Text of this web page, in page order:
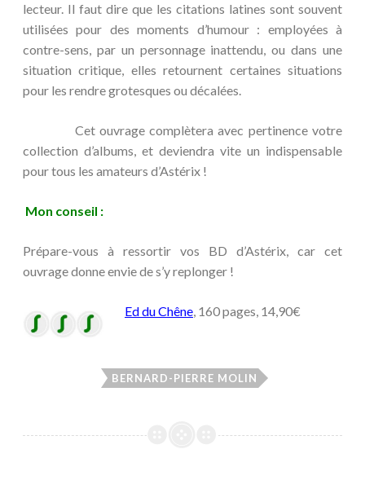
lecteur. Il faut dire que les citations latines sont souvent
utilisées pour des moments d’humour : employées à
contre-sens, par un personnage inattendu, ou dans une
situation critique, elles retournent certaines situations
pour les rendre grotesques ou décalées.
Cet ouvrage complètera avec pertinence votre
collection d’albums, et deviendra vite un indispensable
pour tous les amateurs d’Astérix !
Mon conseil :
Prépare-vous à ressortir vos BD d’Astérix, car cet
ouvrage donne envie de s’y replonger !
Ed du Chêne, 160 pages, 14,90€
BERNARD-PIERRE MOLIN